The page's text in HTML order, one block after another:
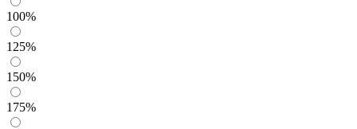
100%
125%
150%
175%